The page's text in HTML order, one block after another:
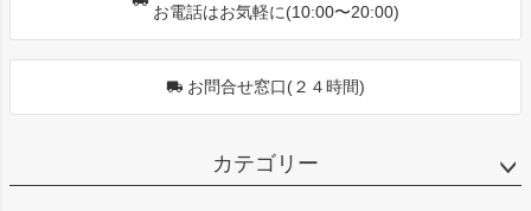
お電話はお気軽に(10:00〜20:00)
お問合せ窓口(２４時間)
カテゴリー